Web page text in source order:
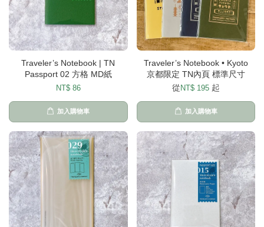
Traveler’s Notebook | TN
Passport 02 方格 MD紙
NT$ 86
加入購物車
Traveler’s Notebook • Kyoto
京都限定 TN內頁 標準尺寸
從 NT$ 195 起
加入購物車